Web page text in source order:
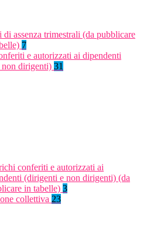
di assenza trimestrali (da pubblicare
7
e autorizzati ai dipendenti
dirigenti) 31
conferiti e autorizzati ai
(dirigenti e non dirigenti) (da
in tabelle) 3
collettiva 23